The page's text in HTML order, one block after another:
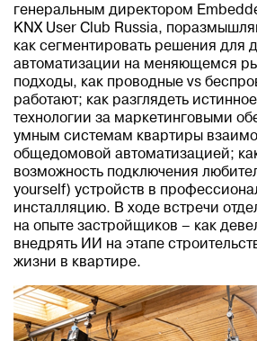
генеральным директором
KNX User Club Russia,
как сегментировать решения для
автоматизации на меняющемся
подходы, как проводные vs
работают; как разглядеть
технологии за маркетинговыми
умным системам квартиры
общедомовой автоматизацией;
возможность подключения
yourself) устройств в
инсталляцию. В ходе встречи
на опыте застройщиков – как
внедрять ИИ на этапе
жизни в квартире.